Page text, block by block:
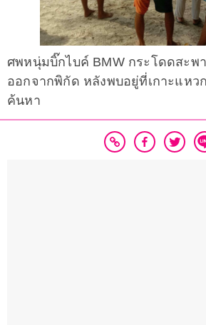
ศพหนุ่มบิ๊กไบค์ BMW กระโดดสะพ
ออกจากพิกัด หลังพบอยู่ที่เกาะแหวก
ค้นหา